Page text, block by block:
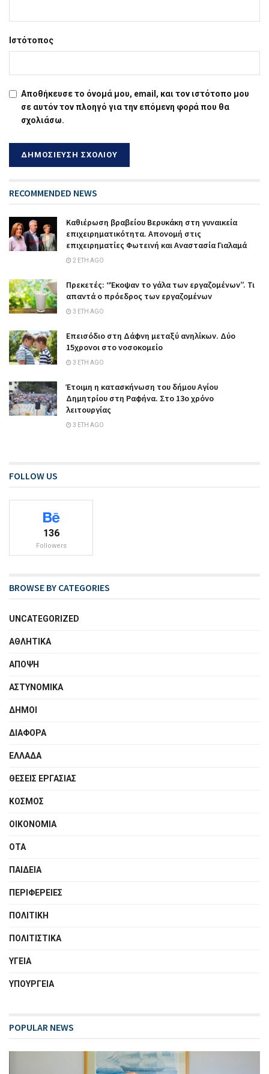
Ιστότοπος
Αποθήκευσε το όνομά μου, email, και τον ιστότοπο μου
σε αυτόν τον πλοηγό για την επόμενη φορά που θα
σχολιάσω.
RECOMMENDED NEWS
Καθιέρωση βραβείου Βερυκάκη στη γυναικεία
επιχειρηματικότητα. Απονομή στις
επιχειρηματίες Φωτεινή και Αναστασία Γιαλαμά
2 ΈΤΗ AGO
Πρεκετές: “Έκοψαν το γάλα των εργαζομένων”. Τι
απαντά ο πρόεδρος των εργαζομένων
3 ΈΤΗ AGO
Επεισόδιο στη Δάφνη μεταξύ ανηλίκων. Δύο
15χρονοι στο νοσοκομείο
3 ΈΤΗ AGO
Έτοιμη η κατασκήνωση του δήμου Αγίου
Δημητρίου στη Ραφήνα. Στο 13ο χρόνο
λειτουργίας
3 ΈΤΗ AGO
FOLLOW US
136
Followers
BROWSE BY CATEGORIES
UNCATEGORIZED
ΑΘΛΗΤΙΚΑ
ΑΠΟΨΗ
ΑΣΤΥΝΟΜΙΚΑ
ΔΗΜΟΙ
ΔΙΑΦΟΡΑ
ΕΛΛΑΔΑ
ΘΕΣΕΙΣ ΕΡΓΑΣΙΑΣ
ΚΟΣΜΟΣ
ΟΙΚΟΝΟΜΙΑ
ΟΤΑ
ΠΑΙΔΕΙΑ
ΠΕΡΙΦΕΡΕΙΕΣ
ΠΟΛΙΤΙΚΗ
ΠΟΛΙΤΙΣΤΙΚΑ
ΥΓΕΙΑ
ΥΠΟΥΡΓΕΙΑ
POPULAR NEWS